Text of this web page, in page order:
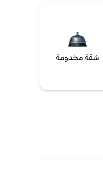
شقة مخدومة